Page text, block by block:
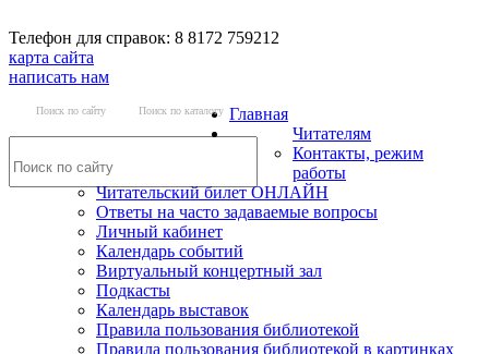
Телефон для справок: 8 8172 759212
карта сайта
написать нам
Поиск по сайту Поиск по каталогу Главная
Читателям
Контакты, режим
работы
Читательский билет ОНЛАЙН
Ответы на часто задаваемые вопросы
Личный кабинет
Календарь событий
Виртуальный концертный зал
Подкасты
Календарь выставок
Правила пользования библиотекой
Правила пользования библиотекой в картинках